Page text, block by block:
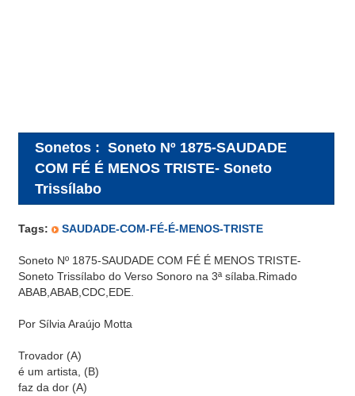
Sonetos : Soneto Nº 1875-SAUDADE
COM FÉ É MENOS TRISTE- Soneto
Trissílabo
Tags: SAUDADE-COM-FÉ-É-MENOS-TRISTE
Soneto Nº 1875-SAUDADE COM FÉ É MENOS TRISTE-
Soneto Trissílabo do Verso Sonoro na 3ª sílaba.Rimado
ABAB,ABAB,CDC,EDE.
Por Sílvia Araújo Motta
Trovador (A)
é um artista, (B)
faz da dor (A)